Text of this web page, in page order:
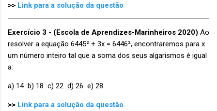
>> Link para a solução da questão
Exercício 3 - (Escola de Aprendizes-Marinheiros 2020) Ao
resolver a equação 6445² + 3x = 6446², encontraremos para x
um número inteiro tal que a soma dos seus algarismos é igual
a:
a) 14 b) 18 c) 22 d) 26 e) 28
>> Link para a solução da questão